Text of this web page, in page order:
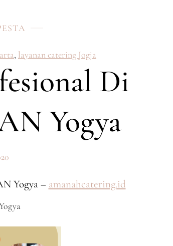
, layanan catering Jogja
Di
Yogya
Yogya – amanahcatering.id